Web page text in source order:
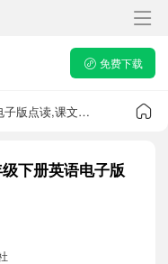
免费下载
辽师大（三起）三年级下册英语电子版点读,课文音频跟读
下册英语电子版